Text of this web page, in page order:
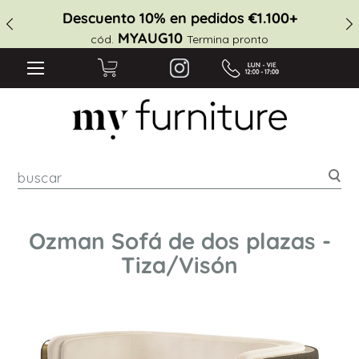
Descuento 10% en pedidos €1.100+
cód. MYAUG10 Termina pronto
Ozman Sofá de dos plazas -
Tiza/Visón